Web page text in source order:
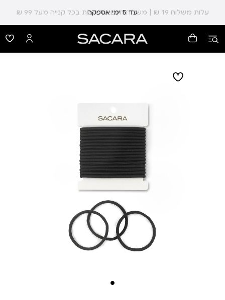
עלות משלוח 19 ₪ | משלוח חינם עד הבית בכל קנייה מעל 99 ₪ עד 5 ימי אספקה